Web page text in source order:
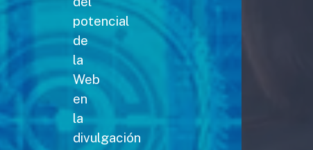
potencial
de
la
Web
en
la
divulgación